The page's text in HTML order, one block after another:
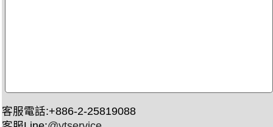
客服電話:+886-2-25819088